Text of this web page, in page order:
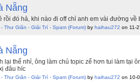
Nẵng
rồi đó hả, khi nào đi off chỉ anh em vài đường
Thư Giãn - Giải Trí - Spam (Forum) by haihau272 on 11-
Nẵng
lại thế nhỉ, ông làm chủ topic zể hơn tui làm tại
đâu híc
Thư Giãn - Giải Trí - Spam (Forum) by haihau272 on 10-